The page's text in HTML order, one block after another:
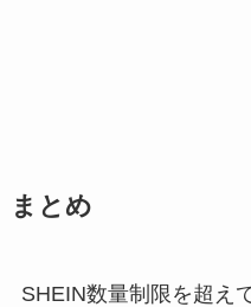
まとめ
SHEIN数量制限を超え